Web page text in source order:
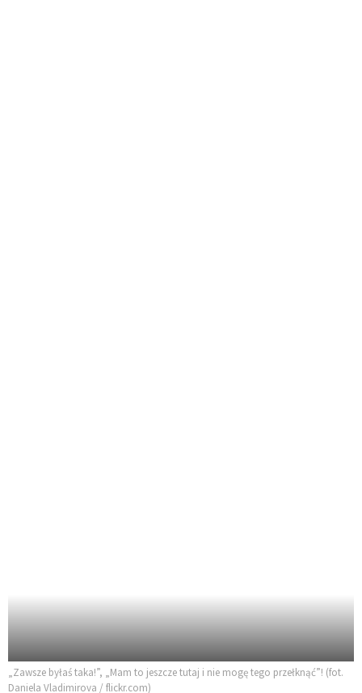
„Zawsze byłaś taka!”, „Mam to jeszcze tutaj i nie mogę tego przełknąć”! (fot.
Daniela Vladimirova / flickr.com)